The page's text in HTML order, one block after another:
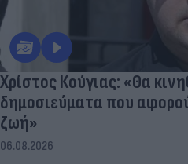
Χρίστος Κούγιας: «Θα
δημοσιεύματα που
ζωή»
06.08.2026